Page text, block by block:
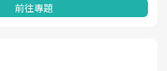
前往專題